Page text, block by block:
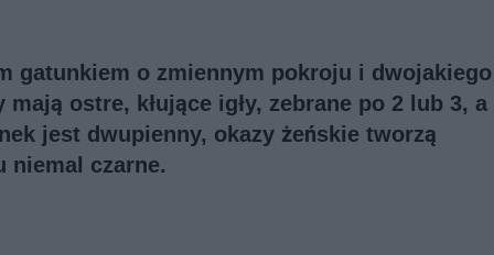
gatunkiem o zmiennym pokroju i dwojakiego
ostre, kłujące igły, zebrane po 2 lub 3, a
jest dwupienny, okazy żeńskie tworzą
niemal czarne.